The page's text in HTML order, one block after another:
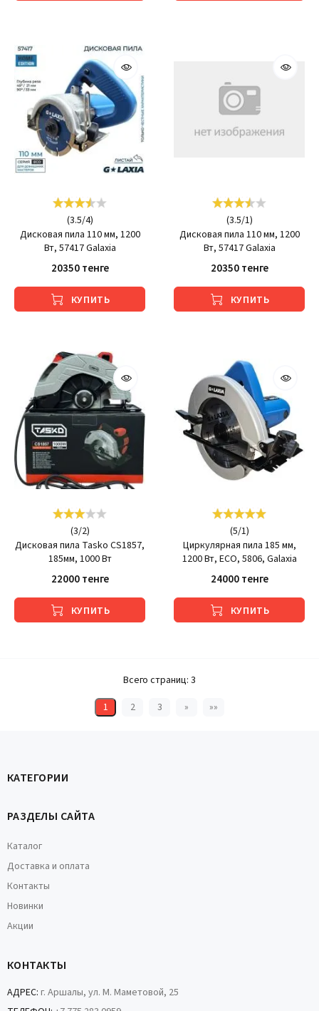
(3.5/4)
Дисковая пила 110 мм, 1200
Вт, 57417 Galaxia
20350 тенге
КУПИТЬ
(3.5/1)
Дисковая пила 110 мм, 1200
Вт, 57417 Galaxia
20350 тенге
КУПИТЬ
(3/2)
Дисковая пила Tasko CS1857,
185мм, 1000 Вт
22000 тенге
КУПИТЬ
(5/1)
Циркулярная пила 185 мм,
1200 Вт, ECO, 5806, Galaxia
24000 тенге
КУПИТЬ
Всего страниц: 3
1
2 3 » »»
КАТЕГОРИИ
РАЗДЕЛЫ САЙТА
Каталог
Доставка и оплата
Контакты
Новинки
Акции
КОНТАКТЫ
АДРЕС: г. Аршалы, ул. М. Маметовой, 25